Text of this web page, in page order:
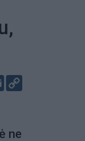
Email
ne